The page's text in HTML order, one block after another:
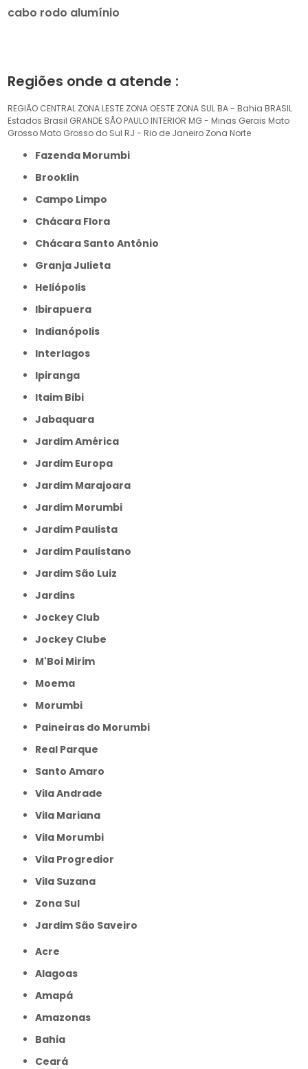
cabo rodo alumínio
Regiões onde a atende :
REGIÃO CENTRAL ZONA LESTE ZONA OESTE ZONA SUL BA - Bahia BRASIL
Estados Brasil GRANDE SÃO PAULO INTERIOR MG - Minas Gerais Mato
Grosso Mato Grosso do Sul RJ - Rio de Janeiro Zona Norte
Fazenda Morumbi
Brooklin
Campo Limpo
Chácara Flora
Chácara Santo Antônio
Granja Julieta
Heliópolis
Ibirapuera
Indianópolis
Interlagos
Ipiranga
Itaim Bibi
Jabaquara
Jardim América
Jardim Europa
Jardim Marajoara
Jardim Morumbi
Jardim Paulista
Jardim Paulistano
Jardim São Luiz
Jardins
Jockey Club
Jockey Clube
M'Boi Mirim
Moema
Morumbi
Paineiras do Morumbi
Real Parque
Santo Amaro
Vila Andrade
Vila Mariana
Vila Morumbi
Vila Progredior
Vila Suzana
Zona Sul
jardim São Saveiro
Acre
Alagoas
Amapá
Amazonas
Bahia
Ceará